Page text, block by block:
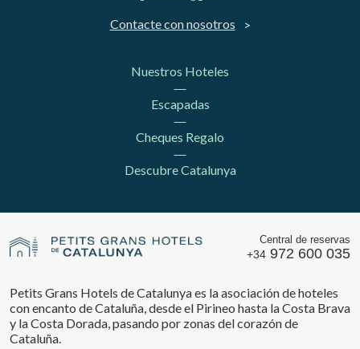
Contacte con nosotros
Nuestros Hoteles
Escapadas
Cheques Regalo
Descubre Catalunya
Central de reservas
+34 972 600 035
Petits Grans Hotels de Catalunya es la asociación de hoteles
con encanto de Cataluña, desde el Pirineo hasta la Costa Brava
y la Costa Dorada, pasando por zonas del corazón de
Cataluña.